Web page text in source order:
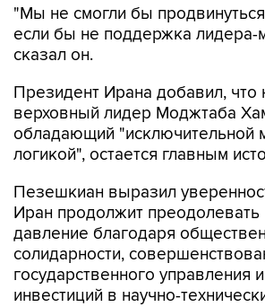
"Мы не смогли бы
если бы не поддержка лидера-
сказал он.
Президент Ирана добавил, что
верховный лидер Моджтаба
обладающий "исключительной
логикой", остается главным
Пезешкиан выразил
Иран продолжит
давление благодаря
солидарности,
государственного управления
инвестиций в научно-